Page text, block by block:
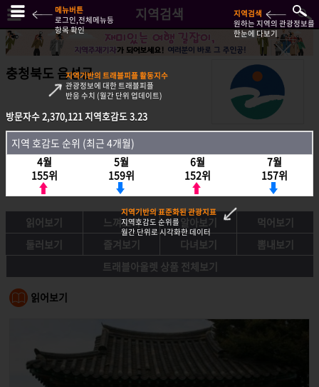
지역검색
충청북도 음성군
방문자수2,370,121지역호감도3.23
지역호감도 순위 (최근 4개월)
4월
155위
5월
159위
6월
152위
7월
157위
읽어보기 느껴보기 알아보기
먹어보기
둘러보기
즐겨보기 다녀보기
뽐내보기
트래블아울렛 상품 전체보기
읽어보기
방문자수2,370,121지역호감도3.23
지역 호감도 순위 (최근 4개월)
4월
155위
5월
159위
6월
152위
7월
157위
메뉴버튼
로그인,전체메뉴등
항목 확인
지역검색
원하는 지역의 관광정보를
한눈에 다보기
지역기반의 트래블피플 활동지수
관광정보에 대한 트래블피플
반응 수치 (월간 단위 업데이트)
지역기반의 표준화된 관광지표
지역호감도 순위를
월간 단위로 시각화한 데이터